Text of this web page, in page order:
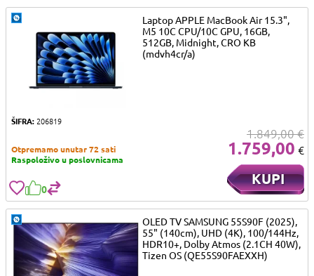
BEST BUY
NOVO HOT
ŠIFRA: 206819
Otpremamo unutar 72 sati
Raspoloživo u poslovnicama
Laptop APPLE MacBook Air 15.3",
M5 10C CPU/10C GPU, 16GB,
512GB, Midnight, CRO KB
(mdvh4cr/a)
1.849,00 €
1.759,00 €
KUPI
0
OLED TV SAMSUNG 55S90F (2025),
55" (140cm), UHD (4K), 100/144Hz,
HDR10+, Dolby Atmos (2.1CH 40W),
Tizen OS (QE55S90FAEXXH)